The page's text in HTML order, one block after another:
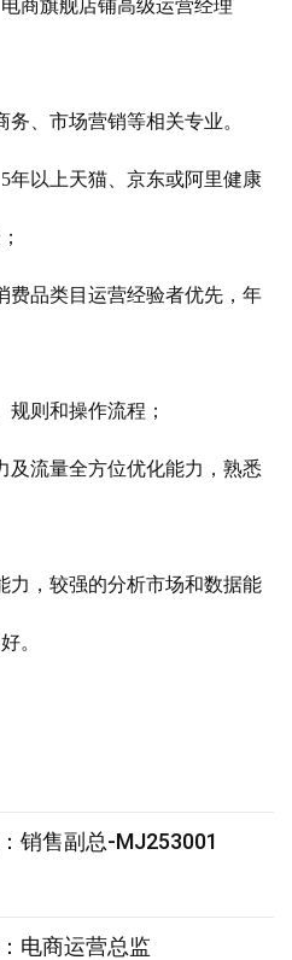
、市场营销等相关专业。
年以上天猫、京东或阿里健康
费品类目运营经验者优先，年
则和操作流程；
及流量全方位优化能力，熟悉
力，较强的分析市场和数据能
。
销售副总-MJ253001
电商运营总监